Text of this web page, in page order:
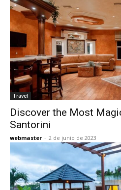
Travel
Discover the Most
Santorini
webmaster - 2 de junio de 2023